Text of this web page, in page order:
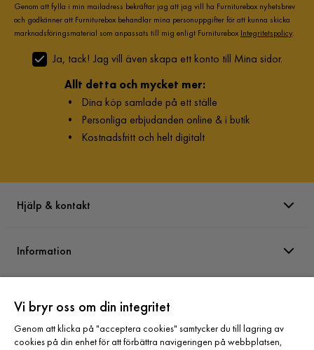
Genom att fylla i min mailadress bekräftar jag att jag vill ha Furniturebox nyhetsbrev
och godkänner att Furniturebox behandlar mina personuppgifter för att kunna skicka
marknadsföringsmaterial som anpassats till mig enligt Furniturebox Integritetspolicy.
Ja, tack! Jag vill även skapa ett konto till Mina sidor.
Allt detta och mycket mer:
• Dina köp samlade på ett ställe
• Personliga erbjudanden online & i butik
• Kostnadsfritt och helt digitalt
Hjälp & kontakt
Information
Sortiment
Vi bryr oss om din integritet
Genom att klicka på "acceptera cookies" samtycker du till lagring av
cookies på din enhet för att förbättra navigeringen på webbplatsen,